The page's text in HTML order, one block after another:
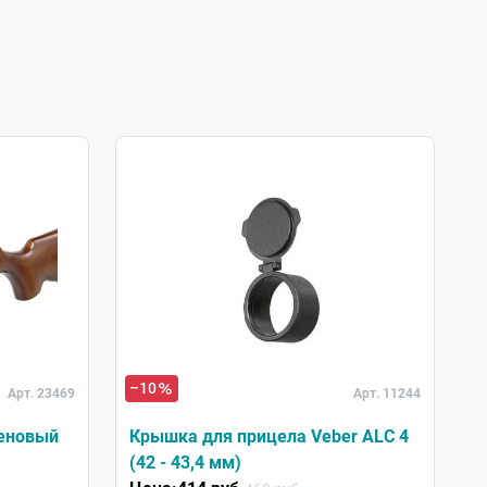
Арт. 23469 –10 Арт. 11244
Крышка для прицела Veber ALC 4
(42 - 43,4 мм)